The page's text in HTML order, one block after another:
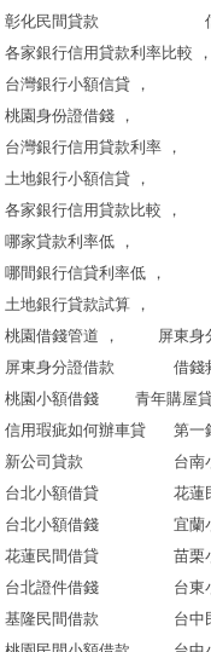
彰化民間貸款
各家銀行信用貸款利率比較 ，
台灣銀行小額信貸 ，
桃園身份證借錢 ，
台灣銀行信用貸款利率 ，
土地銀行小額信貸 ，
各家銀行信用貸款比較 ，
哪家貸款利率低 ，
哪間銀行信貸利率低 ，
土地銀行貸款試算 ，
桃園借錢管道 ，
屏東身
屏東身分證借款
借錢
桃園小額借錢
青年購屋
信用瑕疵如何辦車貸
第一
新公司貸款
台南
台北小額借貸
花蓮
台北小額借錢
宜蘭
花蓮民間借貸
苗栗
台北證件借錢
台東
基隆民間借款
台中